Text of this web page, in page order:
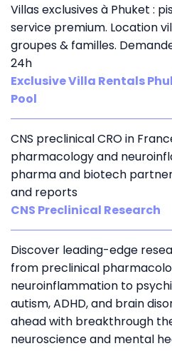
Villas exclusives à Phuket :
service premium. Location
groupes & familles.
24h
Exclusive Villa Rentals
Pool
CNS preclinical CRO in
pharmacology and
pharma and biotech
and reports
CNS Preclinical Research
Discover leading-edge
from preclinical
neuroinflammation to
autism, ADHD, and brain
ahead with breakthrough
neuroscience and mental